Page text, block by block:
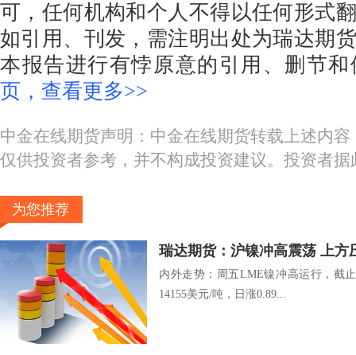
可，任何机构和个人不得以任何形式
如引用、刊发，需注明出处为瑞达期
本报告进行有悖原意的引用、删节和
页，查看更多>>
中金在线期货声明：中金在线期货转载上述内
仅供投资者参考，并不构成投资建议。投资者
为您推荐
瑞达期货：沪镍冲高震荡 上方
内外走势：周五LME镍冲高运行，截
14155美元/吨，日涨0.89...